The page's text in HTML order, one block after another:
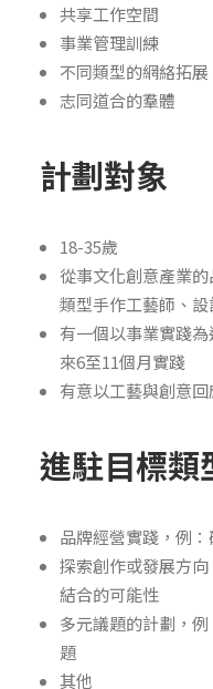
共享工作空間
事業管理訓練
不同類型的網絡拓展
志同道合的羣體
計劃對象
18-35歲
從事文化創意產業
類型手作工藝師、
有一個以事業實踐
來6至11個月實踐
有意以工藝與創意
進駐目標類
品牌經營實踐，例
探索創作或發展方
結合的可能性
多元議題的計劃，
題
其他